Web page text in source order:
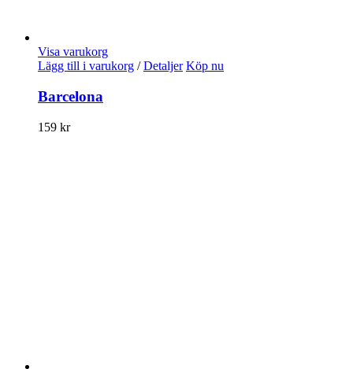
Visa varukorg
Lägg till i varukorg / Detaljer Köp nu
Barcelona
159 kr